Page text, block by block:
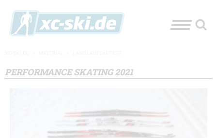
PERFORMANCE SKATING 2021